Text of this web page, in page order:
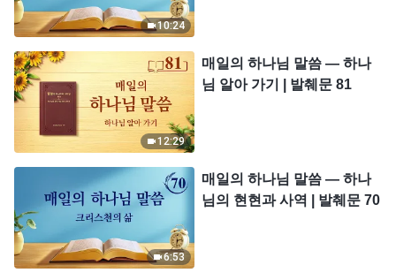
10:24
12:29
매일의 하나님 말씀 ― 하나
님 알아 가기 | 발췌문 81
6:53
매일의 하나님 말씀 ― 하나
님의 현현과 사역 | 발췌문 70